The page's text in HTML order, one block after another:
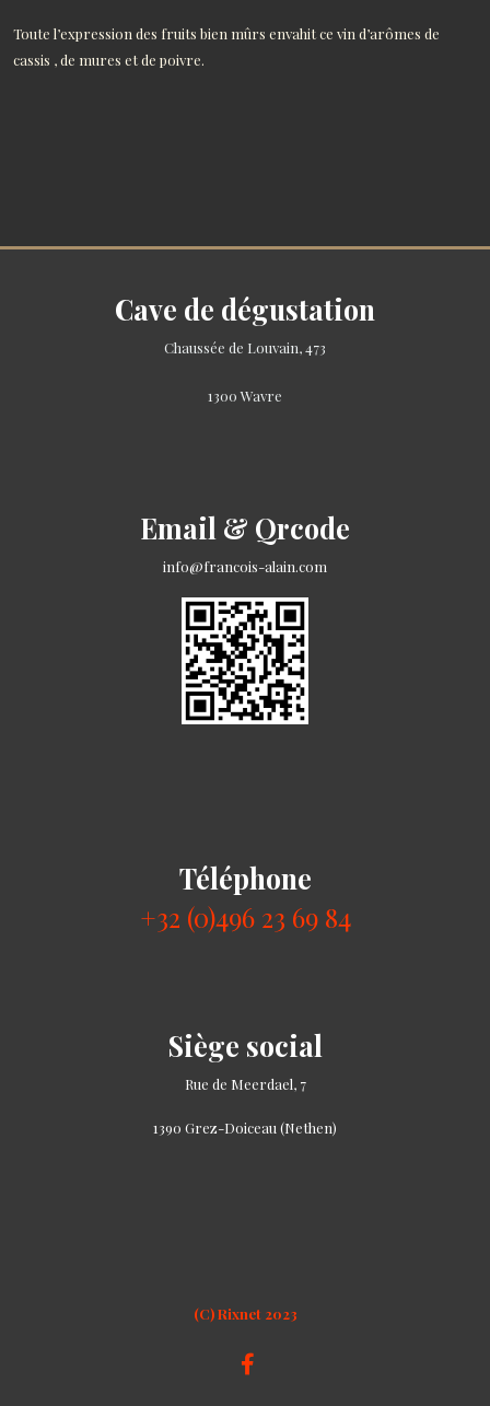
Toute l’expression des fruits bien mûrs envahit ce vin d’arômes de
cassis , de mures et de poivre.
Cave de dégustation
Chaussée de Louvain, 473
1300 Wavre
Email & Qrcode
info@francois-alain.com
Téléphone
+32 (0)496 23 69 84
Siège social
Rue de Meerdael, 7
1390 Grez-Doiceau (Nethen)
(C) Rixnet 2023